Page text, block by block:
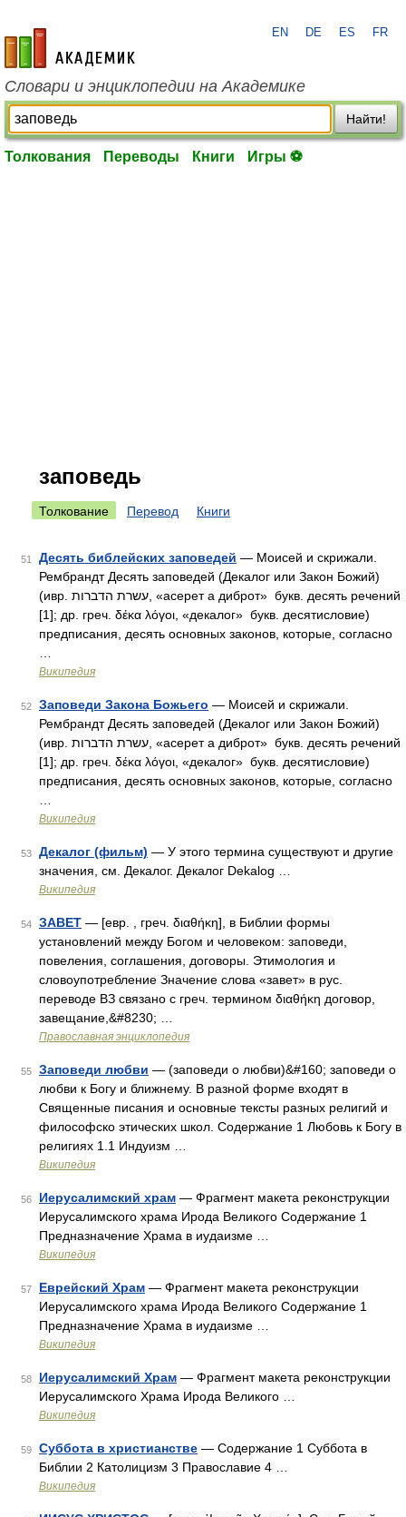
academic.ru
EN DE ES FR
Словари и энциклопедии на Академике
Найти!
Толкования Переводы Книги Игры ⚽
заповедь
Толкование Перевод Книги
51 Десять библейских заповедей — Моисей и скрижали.
Рембрандт Десять заповедей (Декалог или Закон Божий)
(ивр. עשרת הדברות‎, «асерет а диброт» букв. десять речений
[1]; др. греч. δέκα λόγοι, «декалог» букв. десятисловие)
предписания, десять основных законов, которые, согласно
Википедия
52 Заповеди Закона Божьего — Моисей и скрижали.
Рембрандт Десять заповедей (Декалог или Закон Божий)
(ивр. עשרת הדברות‎, «асерет а диброт» букв. десять речений
[1]; др. греч. δέκα λόγοι, «декалог» букв. десятисловие)
предписания, десять основных законов, которые, согласно
Википедия
53 Декалог (фильм) — У этого термина существуют и другие
значения, см. Декалог. Декалог Dekalog …
Википедия
54 ЗАВЕТ — [евр. , греч. διαθήκη], в Библии формы
установлений между Богом и человеком: заповеди,
повеления, соглашения, договоры. Этимология и
словоупотребление Значение слова «завет» в рус.
переводе ВЗ связано с греч. термином διαθήκη договор,
завещание,&#8230; …
Православная энциклопедия
55 Заповеди любви — (заповеди о любви)&#160; заповеди о
любви к Богу и ближнему. В разной форме входят в
Священные писания и основные тексты разных религий и
философско этических школ. Содержание 1 Любовь к Богу в
религиях 1.1 Индуизм …
Википедия
56 Иерусалимский храм — Фрагмент макета реконструкции
Иерусалимского храма Ирода Великого Содержание 1
Предназначение Храма в иудаизме …
Википедия
57 Еврейский Храм — Фрагмент макета реконструкции
Иерусалимского храма Ирода Великого Содержание 1
Предназначение Храма в иудаизме …
Википедия
58 Иерусалимский Храм — Фрагмент макета реконструкции
Иерусалимского Храма Ирода Великого …
Википедия
59 Суббота в христианстве — Содержание 1 Cуббота в
Библии 2 Католицизм 3 Православие 4 …
Википедия